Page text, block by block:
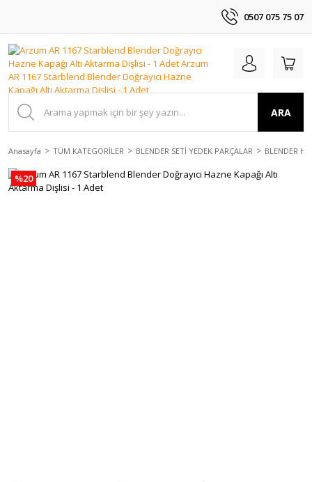
0507 075 75 07
ARA
Anasayfa TÜM KATEGORİLER BLENDER SETİ YEDEK PARÇALAR BLENDER
%20